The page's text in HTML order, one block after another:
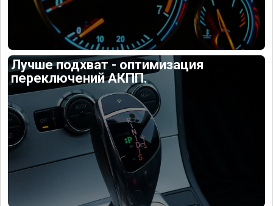
Лучше подхват - оптимизация
переключений АКПП.